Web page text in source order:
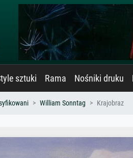
sztuki Rama Nośniki druku
William Sonntag Krajobraz